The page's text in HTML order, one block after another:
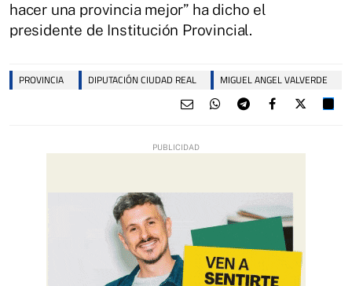
hacer una provincia mejor” ha dicho el
presidente de Institución Provincial.
PROVINCIA DIPUTACIÓN CIUDAD REAL MIGUEL ANGEL VALVERDE